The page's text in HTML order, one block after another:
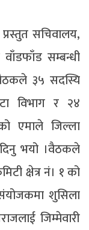
सचिवालय,
सम्बन्धी
३५ सदस्यि
विभाग र २४
एमाले जिल्ला
भयो ।वैठकले
क्षेत्र नं। १ को
शुसिला
जिम्मेवारी